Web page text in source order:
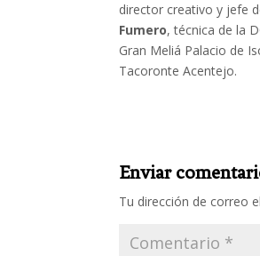
director creativo y jefe
Fumero, técnica de la
Gran Meliá Palacio de
Tacoronte Acentejo.
Enviar
Tu dirección de correo